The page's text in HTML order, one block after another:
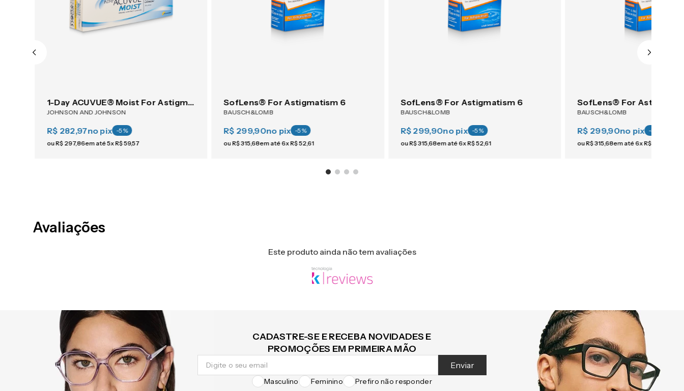
1-Day ACUVUE® Moist For Astigmatism 30
JOHNSON AND JOHNSON
R$ 282,97no pix -5%
ouR$ 297,86em até5xR$59,57
SofLens® For Astigmatism 6
BAUSCH&LOMB
R$ 299,90no pix -5%
ouR$315,68em até6xR$52,61
SofLens® For Astigmatism 6
BAUSCH&LOMB
R$ 299,90no pix -5%
ouR$315,68em até6xR$52,61
SofLens® For
BAUSCH&LOMB
R$ 299,90no pix -5
ouR$315,68em até6xR$
Avaliações
Este produto ainda não tem avaliações
CADASTRE-SE E RECEBA NOVIDADES E
PROMOÇÕES EM PRIMEIRA MÃO
Enviar
Masculino Feminino Prefiro não responder